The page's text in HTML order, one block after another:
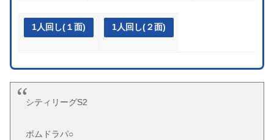
1人回し(１面) 1人回し(２面)
シティリーグS2
ボムドラパ○